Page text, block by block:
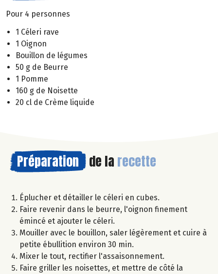
Pour 4 personnes
1 Céleri rave
1 Oignon
Bouillon de légumes
50 g de Beurre
1 Pomme
160 g de Noisette
20 cl de Crème liquide
Préparation de la recette
Éplucher et détailler le céleri en cubes.
Faire revenir dans le beurre, l'oignon finement
émincé et ajouter le céleri.
Mouiller avec le bouillon, saler légèrement et cuire à
petite ébullition environ 30 min.
Mixer le tout, rectifier l'assaisonnement.
Faire griller les noisettes, et mettre de côté la